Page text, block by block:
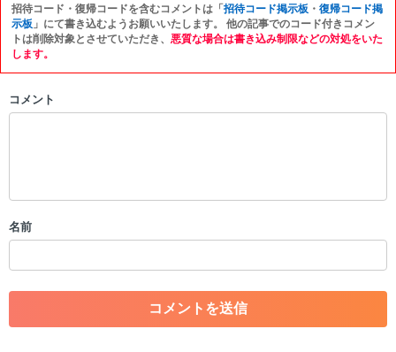
以下の書き込みを禁止とし、場合によってはコメント削除や書き込み制
限を行う可能性がございます。 あらかじめご了承ください。
・誰かになりすます行為
コメントの削除を申請する ※投稿内容を確認後、順次対応さ
せていただきます。ご了承ください。
招待コード・復帰コードを含むコメントは「招待コード掲示板 ・ 復帰コード掲
示板 」にて書き込むようお願いいたします。 他の記事でのコード付きコメン
トは削除対象とさせていただき、 悪質な場合は書き込み制限などの対処をいた
します。
コメント
名前